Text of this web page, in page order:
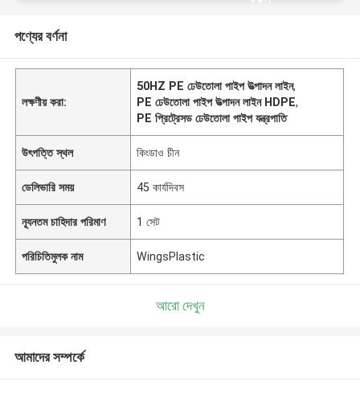
পণ্যের বর্ণনা
লক্ষণীয় করা:
50HZ PE ঢেউতোলা পাইপ উত্পাদন লাইন,
PE ঢেউতোলা পাইপ উত্পাদন লাইন HDPE,
PE প্রিট্রেসড ঢেউতোলা পাইপ যন্ত্রপাতি
উৎপত্তি স্থল কিংডাও চীন
ডেলিভারি সময় 45 কার্যদিবস
ন্যূনতম চাহিদার পরিমাণ 1 সেট
পরিচিতিমুলক নাম WingsPlastic
আরো দেখুন
আমাদের সম্পর্কে